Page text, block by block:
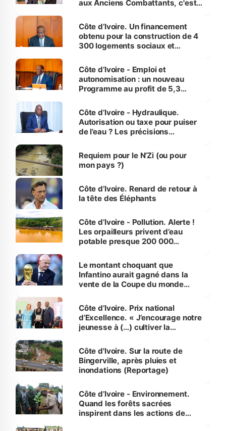
aux Anciens Combattants, c'est
Côte d’Ivoire. Un financement
obtenu pour la construction de 4
300 logements sociaux et
et Yamoussoukro
Côte d’Ivoire - Emploi et
autonomisation : un nouveau
Programme au profit de 5,3
Côte d’Ivoire - Hydraulique.
Autorisation ou taxe pour puiser
de l’eau ? Les précisions
Requiem pour le N’Zi (ou pour
mon pays ?)
Côte d’Ivoire. Renard de retour à
la tête des Éléphants
Côte d’Ivoire - Pollution. Alerte !
Les orpailleurs privent d’eau
potable presque 200 000
Le montant choquant que
Infantino aurait gagné dans la
vente de la Coupe du monde
Côte d’Ivoire. Prix national
d’Excellence. « J’encourage notre
jeunesse à (…) cultiver la
(Alassane Ouattara
Côte d'Ivoire. Sur la route de
Bingerville, après pluies et
inondations (Reportage)
Côte d’Ivoire - Environnement.
Quand les forêts sacrées
inspirent dans les actions de